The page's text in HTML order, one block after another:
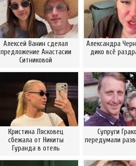
Алексей Ванин сделал
предложение Анастасии
Ситниковой
Александра
дико всё
Кристина Лясковец
сбежала от Никиты
Гуранда в отель
Супруги
передумали